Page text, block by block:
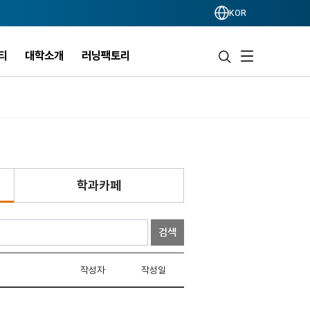
KOR
대학소개 러닝팩토리
학과카페
검색
작성자 작성일